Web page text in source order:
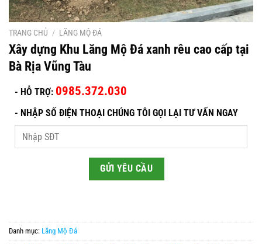
TRANG CHỦ / LĂNG MỘ ĐÁ
Xây dựng Khu Lăng Mộ Đá xanh rêu cao cấp tại
Bà Rịa Vũng Tàu
- HỖ TRỢ: 0985.372.030
- NHẬP SỐ ĐIỆN THOẠI CHÚNG TÔI GỌI LẠI TƯ VẤN NGAY
Danh mục: Lăng Mộ Đá